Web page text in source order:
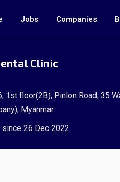
Jobs Companies
Clinic
1st floor(2B), Pinlon Road, 35
Myanmar
26 Dec 2022